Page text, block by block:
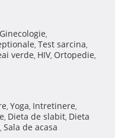
Ginecologie,
, Test sarcina,
verde, HIV, Ortopedie,
, Yoga, Intretinere,
, Dieta de slabit, Dieta
, Sala de acasa